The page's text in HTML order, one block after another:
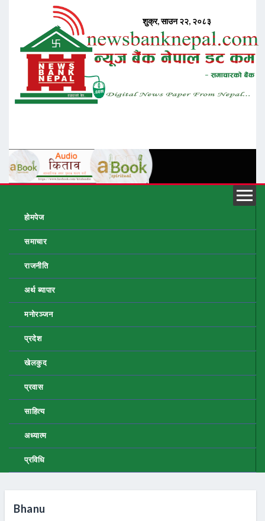
होमपेज
समाचार
राजनीति
अर्थ ब्यापार
मनोरञ्जन
प्रदेश
खेलकुद
प्रवास
साहित्य
अध्यात्म
प्रविधि
Bhanu